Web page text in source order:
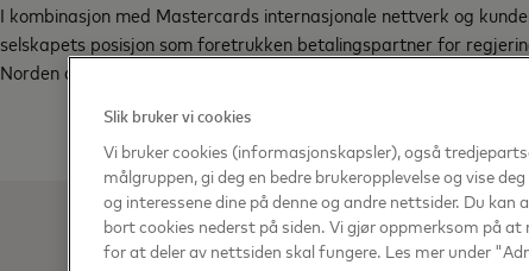
I kombinasjon med Mastercards internasjonale nettverk og
selskapets posisjon som foretrukken betalingspartner for
Norden og i resten av verden.
Slik bruker vi cookies
Vi bruker cookies (informasjonskapsler), også
målgruppen, gi deg en bedre brukeropplevelse og vise
og interessene dine på denne og andre nettsider. Du kan
bort cookies nederst på siden. Vi gjør oppmerksom på at
for at deler av nettsiden skal fungere. Les mer under